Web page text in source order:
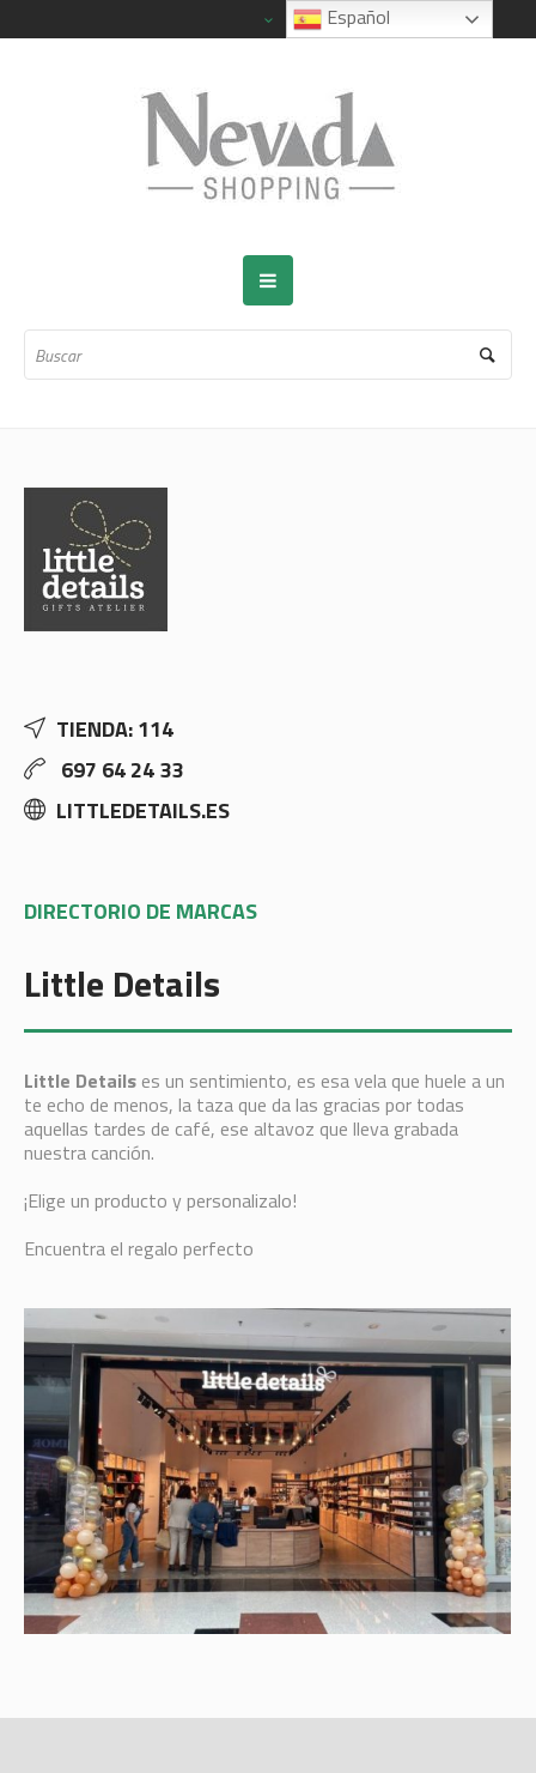
TIENDA: 114
697 64 24 33
LITTLEDETAILS.ES
DIRECTORIO DE MARCAS
Little Details
Little Detailses un sentimiento, es esa vela que huele a un
te echo de menos, la taza que da las gracias por todas
aquellas tardes de café, ese altavoz que lleva grabada
nuestra canción.
¡Elige un producto y personalizalo!
Encuentra el regalo perfecto
Español